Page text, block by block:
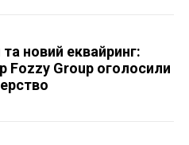
новий еквайринг:
Fozzy Group оголосили